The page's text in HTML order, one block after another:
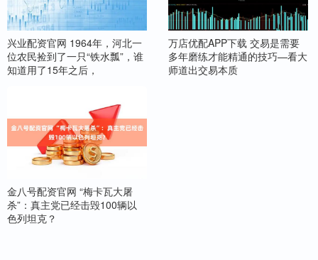
兴业配资官网 1964年，河北一
位农民捡到了一只“铁水瓢”，谁
知道用了15年之后，
万店优配APP下载 交易是需要
多年磨练才能精通的技巧—看大
师道出交易本质
金八号配资官网 “梅卡瓦大屠
杀”：真主党已经击毁100辆以
色列坦克？